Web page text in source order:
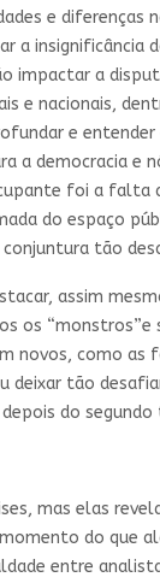
e diferenças
a insignificância
impactar a
e nacionais,
e
a democracia e
foi a falta
do espaço
tão
assim
os “monstros”e
novos, como as
deixar tão
do segundo
mas elas
do que
entre